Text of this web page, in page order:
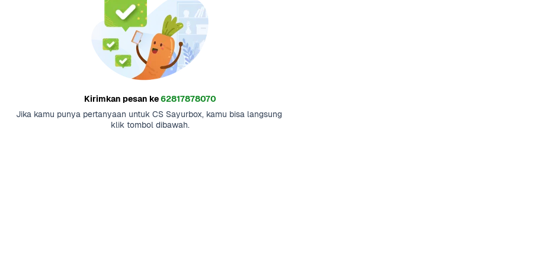
Kirimkan pesan ke62817878070
Jika kamu punya pertanyaan untuk CS Sayurbox, kamu bisa langsung
klik tombol dibawah.